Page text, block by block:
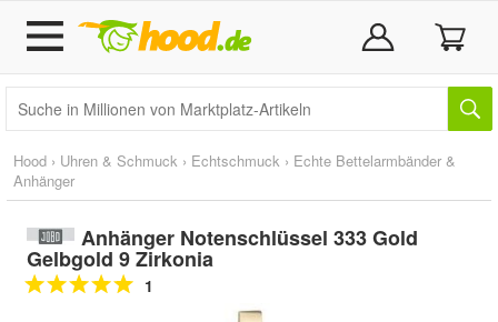
Hood › Uhren & Schmuck › Echtschmuck › Echte Bettelarmbänder &
Anhänger
Anhänger Notenschlüssel 333 Gold
Gelbgold 9 Zirkonia
1